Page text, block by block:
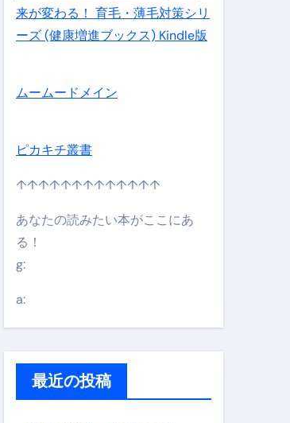
来が変わる！ 育毛・薄毛対策シリ
ーズ (健康増進ブックス) Kindle版
ムームードメイン
ピカキチ叢書
↑↑↑↑↑↑↑↑↑↑↑↑↑
あなたの読みたい本がここにあ
る！
g:
a:
最近の投稿